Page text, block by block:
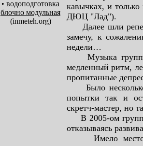
• водоподготовка
блочно модульная
(inmeteh.org)
кавычках, и
ДЮЦ "Лад").
Далее шли
замечу, к
недели…
Музыка группы
медленный ритм,
пропитанные
Было несколько
попытки так и
скретч-мастер, но
В 2005-ом группу
отказываясь
Имело место